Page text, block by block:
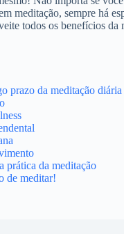
meditação, sempre há
todos os benefícios da
prazo da meditação diária
prática da meditação
de meditar!